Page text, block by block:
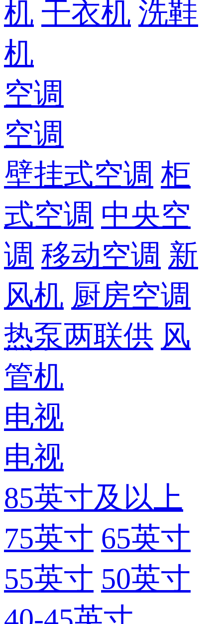
机 干衣机 洗鞋
机
空调
空调
壁挂式空调 柜
式空调 中央空
调 移动空调 新
风机 厨房空调
热泵两联供 风
管机
电视
电视
85英寸及以上
75英寸 65英寸
55英寸 50英寸